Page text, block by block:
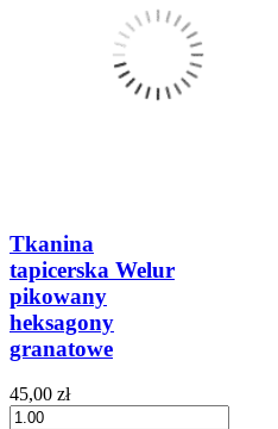
Tkanina
tapicerska Welur
pikowany
heksagony
granatowe
45,00 zł